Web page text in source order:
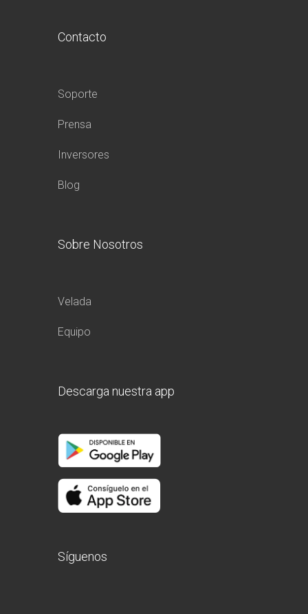
Contacto
Soporte
Prensa
Inversores
Blog
Sobre Nosotros
Velada
Equipo
Descarga nuestra app
Síguenos